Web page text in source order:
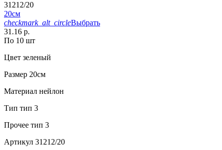
31212/20
20см
checkmark_alt_circleВыбрать
31.16 р.
По 10 шт
Цвет зеленый
Размер 20см
Материал нейлон
Тип тип 3
Прочее тип 3
Артикул 31212/20